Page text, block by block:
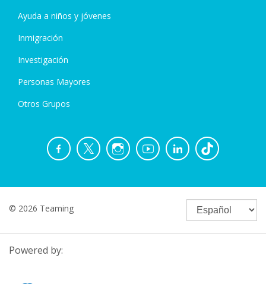
Ayuda a niños y jóvenes
Inmigración
Investigación
Personas Mayores
Otros Grupos
© 2026 Teaming
Powered by: